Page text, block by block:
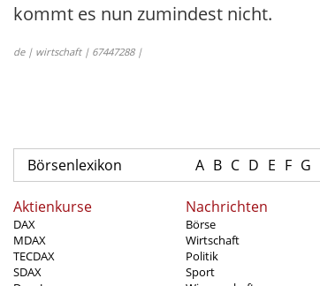
kommt es nun zumindest nicht.
de | wirtschaft | 67447288 |
Börsenlexikon A B C D E F G
Aktienkurse
DAX
MDAX
TECDAX
SDAX
Nachrichten
Börse
Wirtschaft
Politik
Sport